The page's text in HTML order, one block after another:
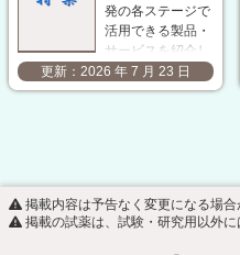
発の各ステージで
活用できる製品・
サービスを紹介し
ます。研究開発の
効率化と成果の最
ートします。 抗
原作製
ACROBiosystems
2026 年 7 月 23 日
掲載内容は予告なく変更になる場合
掲載の試薬は、試験・研究用以外に